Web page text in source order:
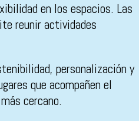
en los espacios. Las
reunir actividades
personalización y
que acompañen el
cercano.